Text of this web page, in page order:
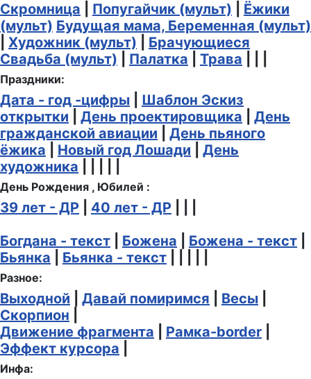
Скромница Попугайчик (мульт)
Ёжики
(мульт) Будущая мама, Беременная (мульт)
Художник (мульт)
Брачующиеся
Свадьба (мульт)
Палатка Трава
Праздники:
Дата - год -цифры
Шаблон Эскиз
открытки
День проектировщика
День
гражданской авиации
День пьяного
ёжика
Новый год Лошади
День
художника
День Рождения , Юбилей :
39 лет - ДР 40 лет - ДР
Богдана - текст
Божена Божена - текст
Бьянка
Бьянка - текст
Разное:
Выходной Давай помиримся Весы
Скорпион
Движение фрагмента
Рамка-border
Эффект курсора
Инфа: